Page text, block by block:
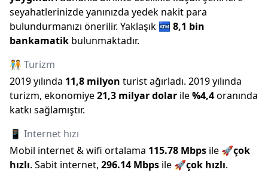
seyahatlerinizde yanınızda yedek nakit para
bulundurmanızı önerilir. Yaklaşık 🏧 8,1 bin
bankamatik bulunmaktadır.
🧑‍🤝‍🧑 Turizm
2019yılında 11,8 milyon turist ağırladı. 2019yılında
turizm, ekonomiye21,3 milyardolar ile%4,4oranında
katkı sağlamıştır.
📱 Internet hızı
Mobil internet & wifi ortalama 115.78 Mbps ile 🚀çok
hızlı. Sabit internet, 296.14 Mbps ile 🚀çok hızlı.